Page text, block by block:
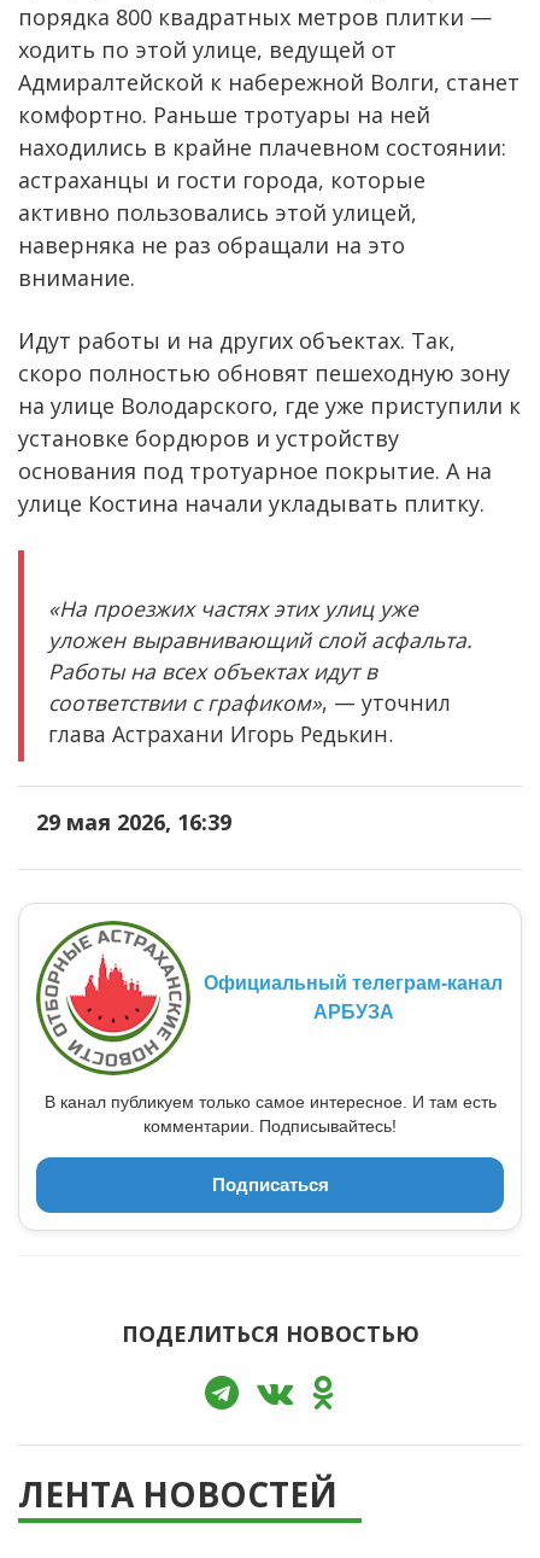
порядка 800 квадратных метров плитки —
ходить по этой улице, ведущей от
Адмиралтейской к набережной Волги, станет
комфортно. Раньше тротуары на ней
находились в крайне плачевном состоянии:
астраханцы и гости города, которые
активно пользовались этой улицей,
наверняка не раз обращали на это
внимание.
Идут работы и на других объектах. Так,
скоро полностью обновят пешеходную зону
на улице Володарского, где уже приступили к
установке бордюров и устройству
основания под тротуарное покрытие. А на
улице Костина начали укладывать плитку.
«На проезжих частях этих улиц уже
уложен выравнивающий слой асфальта.
Работы на всех объектах идут в
соответствии с графиком», — уточнил
глава Астрахани Игорь Редькин.
29 мая 2026, 16:39
Официальный телеграм-канал
АРБУЗА
В канал публикуем только самое интересное. И там есть
комментарии. Подписывайтесь!
Подписаться
ПОДЕЛИТЬСЯ НОВОСТЬЮ
ЛЕНТА НОВОСТЕЙ